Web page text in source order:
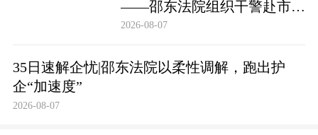
——邵东法院组织干警赴市禁
毒教育基地参观学习
2026-08-07
35日速解企忧|邵东法院以柔性调解，跑出护
企“加速度”
2026-08-07